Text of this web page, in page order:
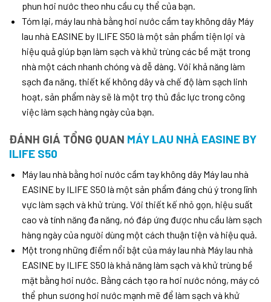
phun hơi nước theo nhu cầu cụ thể của bạn.
Tóm lại, máy lau nhà bằng hơi nước cầm tay không dây Máy
lau nhà EASINE by ILIFE S50 là một sản phẩm tiện lợi và
hiệu quả giúp bạn làm sạch và khử trùng các bề mặt trong
nhà một cách nhanh chóng và dễ dàng. Với khả năng làm
sạch đa năng, thiết kế không dây và chế độ làm sạch linh
hoạt, sản phẩm này sẽ là một trợ thủ đắc lực trong công
việc làm sạch hàng ngày của bạn.
ĐÁNH GIÁ TỔNG QUAN MÁY LAU NHÀ EASINE BY
ILIFE S50
Máy lau nhà bằng hơi nước cầm tay không dây Máy lau nhà
EASINE by ILIFE S50 là một sản phẩm đáng chú ý trong lĩnh
vực làm sạch và khử trùng. Với thiết kế nhỏ gọn, hiệu suất
cao và tính năng đa năng, nó đáp ứng được nhu cầu làm sạch
hàng ngày của người dùng một cách thuận tiện và hiệu quả.
Một trong những điểm nổi bật của máy lau nhà Máy lau nhà
EASINE by ILIFE S50 là khả năng làm sạch và khử trùng bề
mặt bằng hơi nước. Bằng cách tạo ra hơi nước nóng, máy có
thể phun sương hơi nước mạnh mẽ để làm sạch và khử